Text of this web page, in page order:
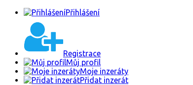
Přihlášení
Registrace
Můj profil
Moje inzeráty
Přidat inzerát